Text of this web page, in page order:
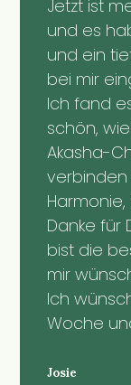
Jetzt ist
und es
und ein
bei mir
Ich fand
schön,
Akasha-
verbinden
Danke für
bist die
mir
Ich
Woche
Josie